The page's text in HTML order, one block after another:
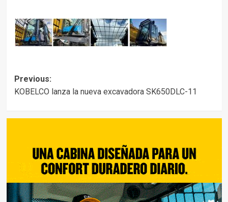
Post
Previous:
KOBELCO lanza la nueva excavadora SK650DLC-11